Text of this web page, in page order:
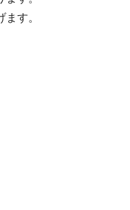
す。